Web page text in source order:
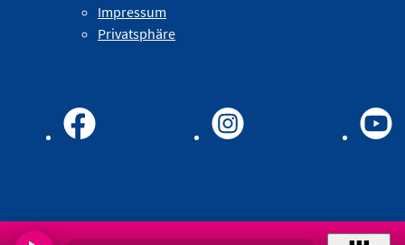
Impressum
Privatsphäre